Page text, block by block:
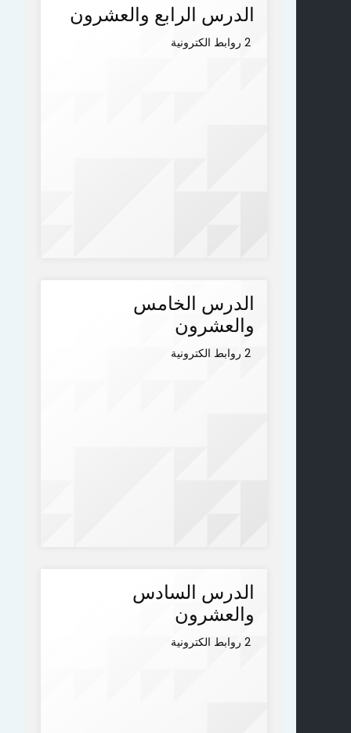
الدرس الرابع والعشرون
2 روابط الكترونية
الدرس الخامس
والعشرون
2 روابط الكترونية
الدرس السادس
والعشرون
2 روابط الكترونية